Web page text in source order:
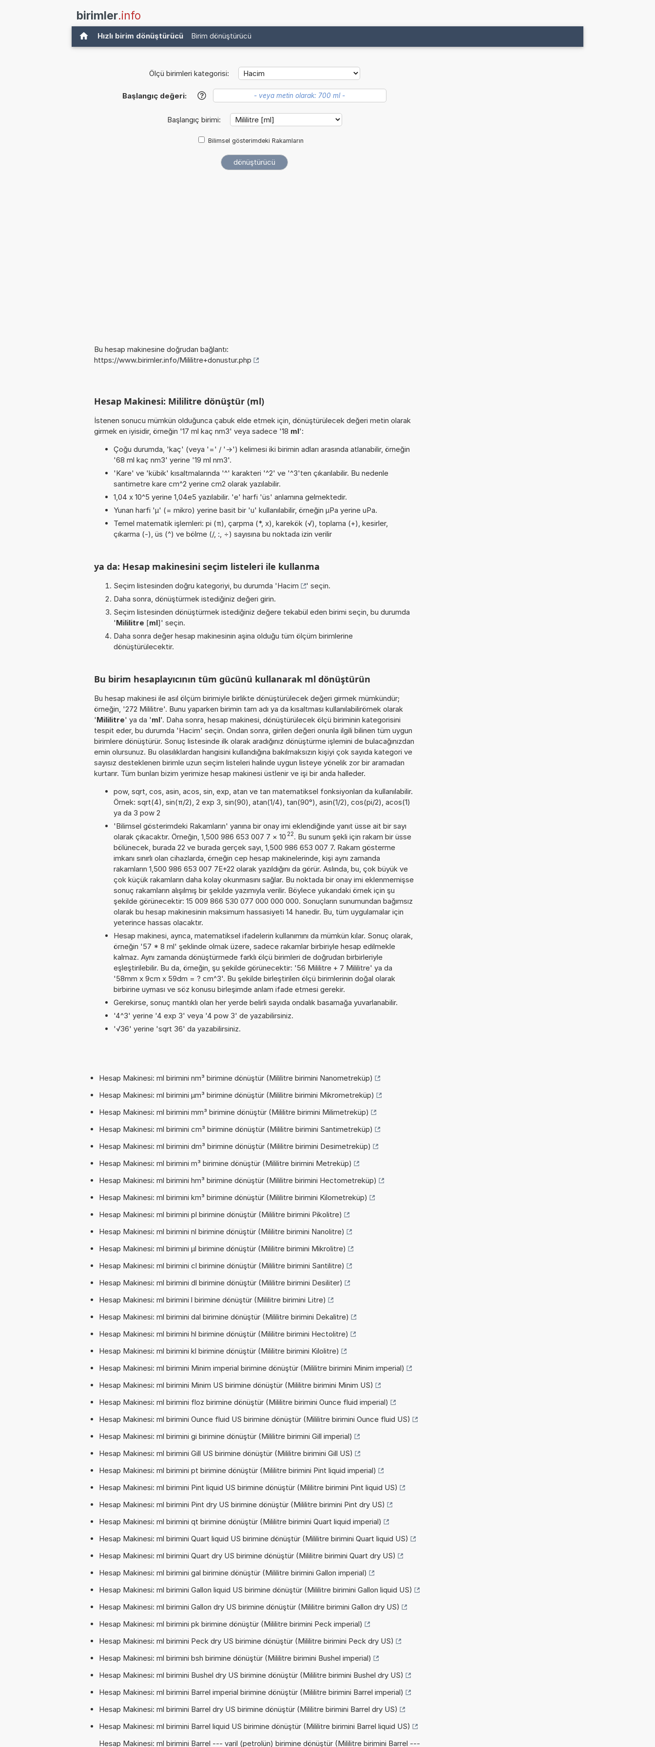
birimler.info
Hızlı birim dönüştürücü Birim dönüştürücü
Ölçü birimleri kategorisi:
Başlangıç değeri: ?
Başlangıç birimi:
Bilimsel gösterimdeki Rakamların
Bu hesap makinesine doğrudan bağlantı:
https://www.birimler.info/Mililitre+donustur.php
Hesap Makinesi: Mililitre dönüştür (ml)
İstenen sonucu mümkün olduğunca çabuk elde etmek için, dönüştürülecek değeri metin olarak
girmek en iyisidir, örneğin '17 ml kaç nm3' veya sadece '18 ml':
Çoğu durumda, 'kaç' (veya '=' / '->') kelimesi iki birimin adları arasında atlanabilir, örneğin
'68 ml kaç nm3' yerine '19 ml nm3'.
'Kare' ve 'kübik' kısaltmalarında '^' karakteri '^2' ve '^3'ten çıkarılabilir. Bu nedenle
santimetre kare cm^2 yerine cm2 olarak yazılabilir.
1,04 x 10^5 yerine 1,04e5 yazılabilir. 'e' harfi 'üs' anlamına gelmektedir.
Yunan harfi 'µ' (= mikro) yerine basit bir 'u' kullanılabilir, örneğin µPa yerine uPa.
Temel matematik işlemleri: pi (π), çarpma (*, x), karekök (√), toplama (+), kesirler,
çıkarma (-), üs (^) ve bölme (/, :, ÷) sayısına bu noktada izin verilir
ya da: Hesap makinesini seçim listeleri ile kullanma
Seçim listesinden doğru kategoriyi, bu durumda 'Hacim
' seçin.
Daha sonra, dönüştürmek istediğiniz değeri girin.
Seçim listesinden dönüştürmek istediğiniz değere tekabül eden birimi seçin, bu durumda
'Mililitre [ml]' seçin.
Daha sonra değer hesap makinesinin aşina olduğu tüm ölçüm birimlerine
dönüştürülecektir.
Bu birim hesaplayıcının tüm gücünü kullanarak ml dönüştürün
Bu hesap makinesi ile asıl ölçüm birimiyle birlikte dönüştürülecek değeri girmek mümkündür;
örneğin, '272 Mililitre'. Bunu yaparken birimin tam adı ya da kısaltması kullanılabilirörnek olarak
'Mililitre' ya da 'ml'. Daha sonra, hesap makinesi, dönüştürülecek ölçü biriminin kategorisini
tespit eder, bu durumda 'Hacim' seçin. Ondan sonra, girilen değeri onunla ilgili bilinen tüm uygun
birimlere dönüştürür. Sonuç listesinde ilk olarak aradığınız dönüştürme işlemini de bulacağınızdan
emin olursunuz. Bu olasılıklardan hangisini kullandığına bakılmaksızın kişiyi çok sayıda kategori ve
sayısız desteklenen birimle uzun seçim listeleri halinde uygun listeye yönelik zor bir aramadan
kurtarır. Tüm bunları bizim yerimize hesap makinesi üstlenir ve işi bir anda halleder.
pow, sqrt, cos, asin, acos, sin, exp, atan ve tan matematiksel fonksiyonları da kullanılabilir.
Örnek: sqrt(4), sin(π/2), 2 exp 3, sin(90), atan(1/4), tan(90°), asin(1/2), cos(pi/2), acos(1)
ya da 3 pow 2
'Bilimsel gösterimdeki Rakamların' yanına bir onay imi eklendiğinde yanıt üsse ait bir sayı
olarak çıkacaktır. Örneğin, 1,500 986 653 007 7 × 10 22. Bu sunum şekli için rakam bir üsse
bölünecek, burada 22 ve burada gerçek sayı, 1,500 986 653 007 7. Rakam gösterme
imkanı sınırlı olan cihazlarda, örneğin cep hesap makinelerinde, kişi aynı zamanda
rakamların 1,500 986 653 007 7E+22 olarak yazıldığını da görür. Aslında, bu, çok büyük ve
çok küçük rakamların daha kolay okunmasını sağlar. Bu noktada bir onay imi eklenmemişse
sonuç rakamların alışılmış bir şekilde yazımıyla verilir. Böylece yukarıdaki örnek için şu
şekilde görünecektir: 15 009 866 530 077 000 000 000. Sonuçların sunumundan bağımsız
olarak bu hesap makinesinin maksimum hassasiyeti 14 hanedir. Bu, tüm uygulamalar için
yeterince hassas olacaktır.
Hesap makinesi, ayrıca, matematiksel ifadelerin kullanımını da mümkün kılar. Sonuç olarak,
örneğin '57 * 8 ml' şeklinde olmak üzere, sadece rakamlar birbiriyle hesap edilmekle
kalmaz. Aynı zamanda dönüştürmede farklı ölçü birimleri de doğrudan birbirleriyle
eşleştirilebilir. Bu da, örneğin, şu şekilde görünecektir: '56 Mililitre + 7 Mililitre' ya da
'58mm x 9cm x 59dm = ? cm^3'. Bu şekilde birleştirilen ölçü birimlerinin doğal olarak
birbirine uyması ve söz konusu birleşimde anlam ifade etmesi gerekir.
Gerekirse, sonuç mantıklı olan her yerde belirli sayıda ondalık basamağa yuvarlanabilir.
'4^3' yerine '4 exp 3' veya '4 pow 3' de yazabilirsiniz.
'√36' yerine 'sqrt 36' da yazabilirsiniz.
Hesap Makinesi: ml birimini nm³ birimine dönüştür (Mililitre birimini Nanometreküp)
Hesap Makinesi: ml birimini µm³ birimine dönüştür (Mililitre birimini Mikrometreküp)
Hesap Makinesi: ml birimini mm³ birimine dönüştür (Mililitre birimini Milimetreküp)
Hesap Makinesi: ml birimini cm³ birimine dönüştür (Mililitre birimini Santimetreküp)
Hesap Makinesi: ml birimini dm³ birimine dönüştür (Mililitre birimini Desimetreküp)
Hesap Makinesi: ml birimini m³ birimine dönüştür (Mililitre birimini Metreküp)
Hesap Makinesi: ml birimini hm³ birimine dönüştür (Mililitre birimini Hectometreküp)
Hesap Makinesi: ml birimini km³ birimine dönüştür (Mililitre birimini Kilometreküp)
Hesap Makinesi: ml birimini pl birimine dönüştür (Mililitre birimini Pikolitre)
Hesap Makinesi: ml birimini nl birimine dönüştür (Mililitre birimini Nanolitre)
Hesap Makinesi: ml birimini µl birimine dönüştür (Mililitre birimini Mikrolitre)
Hesap Makinesi: ml birimini cl birimine dönüştür (Mililitre birimini Santilitre)
Hesap Makinesi: ml birimini dl birimine dönüştür (Mililitre birimini Desiliter)
Hesap Makinesi: ml birimini l birimine dönüştür (Mililitre birimini Litre)
Hesap Makinesi: ml birimini dal birimine dönüştür (Mililitre birimini Dekalitre)
Hesap Makinesi: ml birimini hl birimine dönüştür (Mililitre birimini Hectolitre)
Hesap Makinesi: ml birimini kl birimine dönüştür (Mililitre birimini Kilolitre)
Hesap Makinesi: ml birimini Minim imperial birimine dönüştür (Mililitre birimini Minim imperial)
Hesap Makinesi: ml birimini Minim US birimine dönüştür (Mililitre birimini Minim US)
Hesap Makinesi: ml birimini floz birimine dönüştür (Mililitre birimini Ounce fluid imperial)
Hesap Makinesi: ml birimini Ounce fluid US birimine dönüştür (Mililitre birimini Ounce fluid US)
Hesap Makinesi: ml birimini gi birimine dönüştür (Mililitre birimini Gill imperial)
Hesap Makinesi: ml birimini Gill US birimine dönüştür (Mililitre birimini Gill US)
Hesap Makinesi: ml birimini pt birimine dönüştür (Mililitre birimini Pint liquid imperial)
Hesap Makinesi: ml birimini Pint liquid US birimine dönüştür (Mililitre birimini Pint liquid US)
Hesap Makinesi: ml birimini Pint dry US birimine dönüştür (Mililitre birimini Pint dry US)
Hesap Makinesi: ml birimini qt birimine dönüştür (Mililitre birimini Quart liquid imperial)
Hesap Makinesi: ml birimini Quart liquid US birimine dönüştür (Mililitre birimini Quart liquid US)
Hesap Makinesi: ml birimini Quart dry US birimine dönüştür (Mililitre birimini Quart dry US)
Hesap Makinesi: ml birimini gal birimine dönüştür (Mililitre birimini Gallon imperial)
Hesap Makinesi: ml birimini Gallon liquid US birimine dönüştür (Mililitre birimini Gallon liquid US)
Hesap Makinesi: ml birimini Gallon dry US birimine dönüştür (Mililitre birimini Gallon dry US)
Hesap Makinesi: ml birimini pk birimine dönüştür (Mililitre birimini Peck imperial)
Hesap Makinesi: ml birimini Peck dry US birimine dönüştür (Mililitre birimini Peck dry US)
Hesap Makinesi: ml birimini bsh birimine dönüştür (Mililitre birimini Bushel imperial)
Hesap Makinesi: ml birimini Bushel dry US birimine dönüştür (Mililitre birimini Bushel dry US)
Hesap Makinesi: ml birimini Barrel imperial birimine dönüştür (Mililitre birimini Barrel imperial)
Hesap Makinesi: ml birimini Barrel dry US birimine dönüştür (Mililitre birimini Barrel dry US)
Hesap Makinesi: ml birimini Barrel liquid US birimine dönüştür (Mililitre birimini Barrel liquid US)
Hesap Makinesi: ml birimini Barrel --- varil (petrolün) birimine dönüştür (Mililitre birimini Barrel ---